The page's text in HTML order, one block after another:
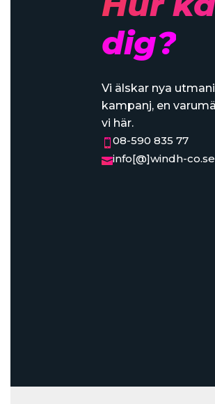
dig?
Vi älskar nya
kampanj, en
vi här.
08-590 835 77
info[@]windh-co.se